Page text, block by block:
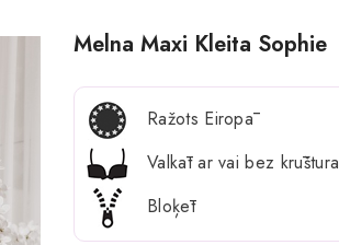
Melna Maxi Kleita Sophie
Ražots Eiropā
Valkāt ar vai bez krūštura
Bloķēt